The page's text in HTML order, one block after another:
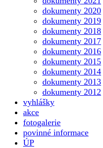
dokumenty 2020
dokumenty 2019
dokumenty 2018
dokumenty 2017
dokumenty 2016
dokumenty 2015
dokumenty 2014
dokumenty 2013
dokumenty 2012
vyhlášky
akce
fotogalerie
povinné informace
ÚP